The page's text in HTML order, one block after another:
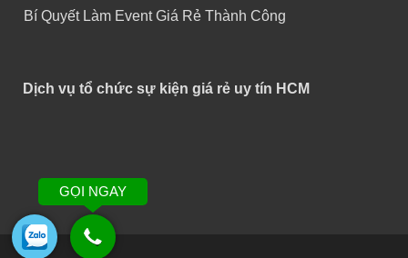
Bí Quyết Làm Event Giá Rẻ Thành Công
Dịch vụ tổ chức sự kiện giá rẻ uy tín HCM
GỌI NGAY